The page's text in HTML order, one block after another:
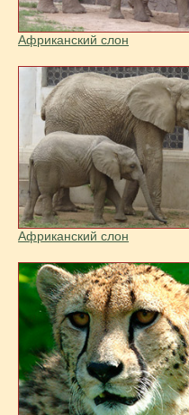
Африканский слон
Африканский слон